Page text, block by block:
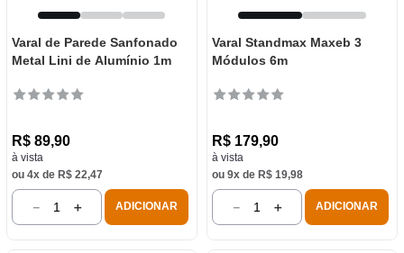
Varal de Parede Sanfonado
Metal Lini de Alumínio 1m
R$ 89,90
à vista
ou 4x de R$ 22,47
＋
－ ADICIONAR
Varal Standmax Maxeb 3
Módulos 6m
R$ 179,90
à vista
ou 9x de R$ 19,98
＋
－ ADICIONAR